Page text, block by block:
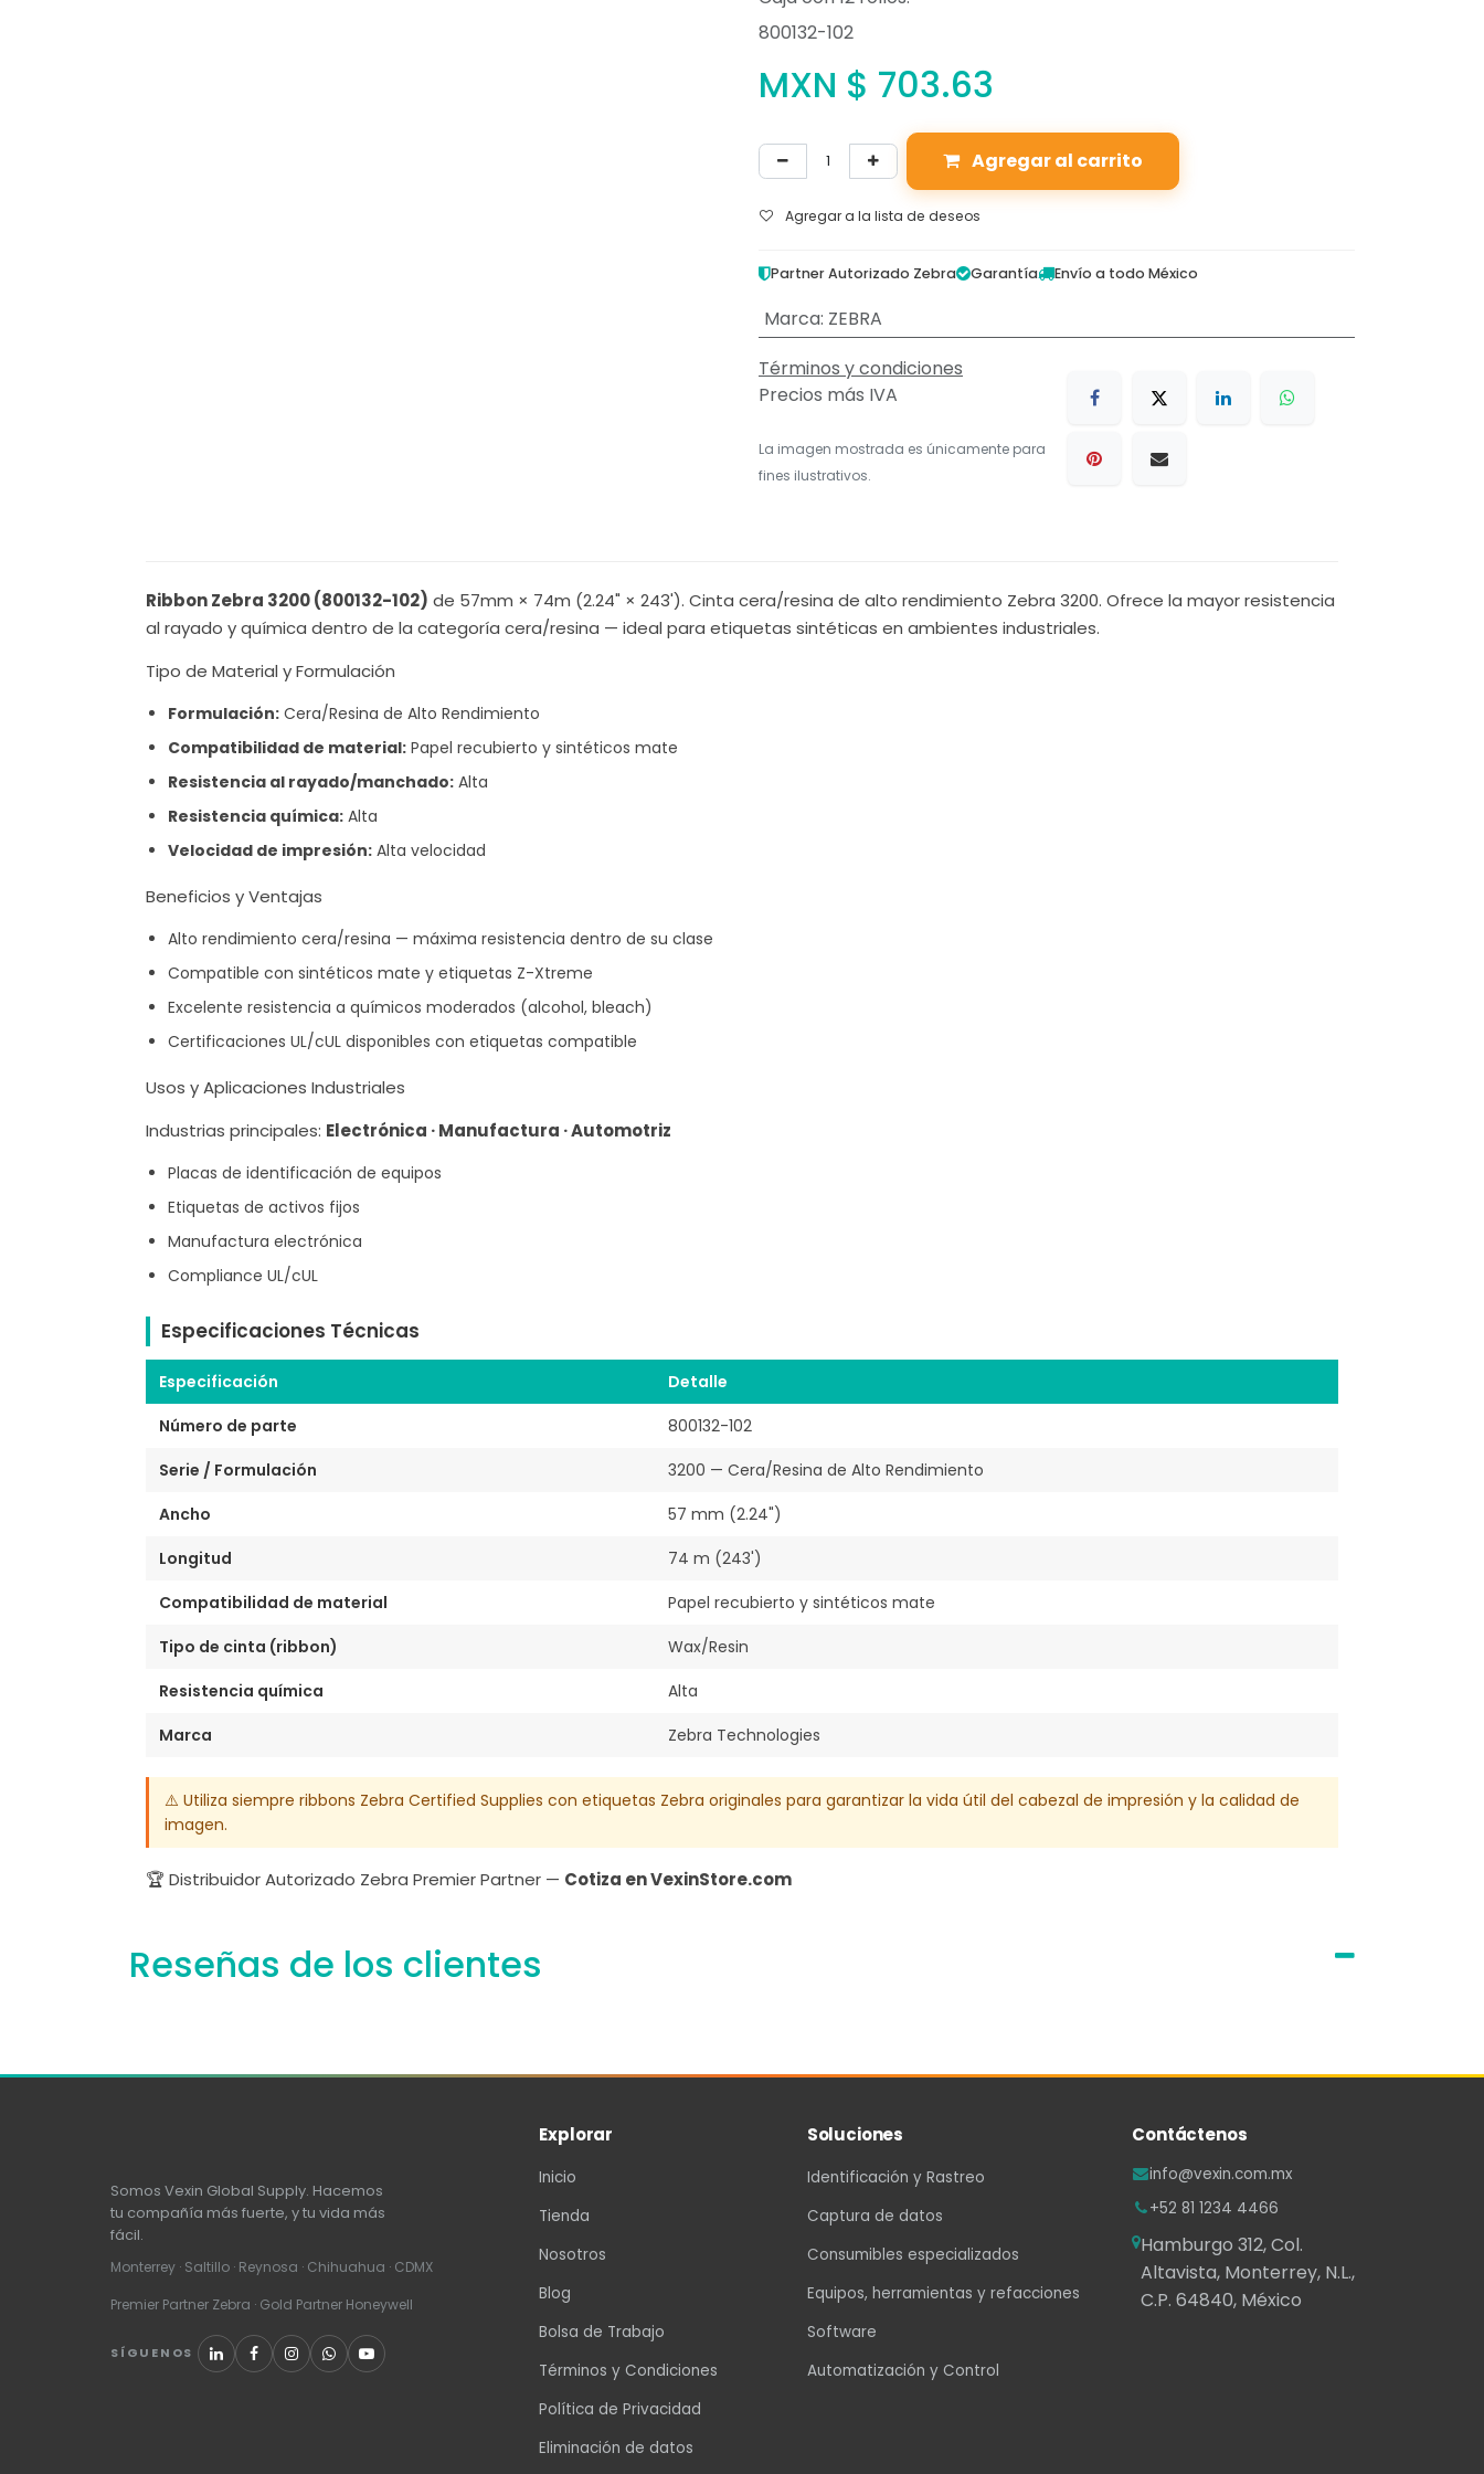
800132-102
MXN $ 703.63
Agregar al carrito
Agregar a la lista de deseos
Partner Autorizado Zebra Garantía Envío a todo México
Marca: ZEBRA
Términos y condiciones
Precios más IVA
La imagen mostrada es únicamente para
fines ilustrativos.
Ribbon Zebra 3200 (800132-102) de 57mm × 74m (2.24" × 243'). Cinta cera/resina de alto rendimiento Zebra 3200. Ofrece la mayor resistencia
al rayado y química dentro de la categoría cera/resina — ideal para etiquetas sintéticas en ambientes industriales.
Tipo de Material y Formulación
Formulación: Cera/Resina de Alto Rendimiento
Compatibilidad de material: Papel recubierto y sintéticos mate
Resistencia al rayado/manchado: Alta
Resistencia química: Alta
Velocidad de impresión: Alta velocidad
Beneficios y Ventajas
Alto rendimiento cera/resina — máxima resistencia dentro de su clase
Compatible con sintéticos mate y etiquetas Z-Xtreme
Excelente resistencia a químicos moderados (alcohol, bleach)
Certificaciones UL/cUL disponibles con etiquetas compatible
Usos y Aplicaciones Industriales
Industrias principales: Electrónica · Manufactura · Automotriz
Placas de identificación de equipos
Etiquetas de activos fijos
Manufactura electrónica
Compliance UL/cUL
Especificaciones Técnicas
Especificación
Detalle
Número de parte
800132-102
Serie / Formulación
3200 — Cera/Resina de Alto Rendimiento
Ancho
57 mm (2.24")
Longitud
74 m (243')
Compatibilidad de material
Papel recubierto y sintéticos mate
Tipo de cinta (ribbon)
Wax/Resin
Resistencia química
Alta
Marca
Zebra Technologies
⚠️ Utiliza siempre ribbons Zebra Certified Supplies con etiquetas Zebra originales para garantizar la vida útil del cabezal de impresión y la calidad de
imagen.
🏆 Distribuidor Autorizado Zebra Premier Partner — Cotiza en VexinStore.com
Reseñas de los clientes
Somos Vexin Global Supply. Hacemos
tu compañía más fuerte, y tu vida más
fácil.
Monterrey · Saltillo · Reynosa · Chihuahua · CDMX
Premier Partner Zebra · Gold Partner Honeywell
SÍGUENOS
Explorar
Inicio
Tienda
Nosotros
Blog
Bolsa de Trabajo
Términos y Condiciones
Política de Privacidad
Eliminación de datos
Soluciones
Identificación y Rastreo
Captura de datos
Consumibles especializados
Equipos, herramientas y refacciones
Software
Automatización y Control
Contáctenos
info@vexin.com.mx
+52 81 1234 4466
Hamburgo 312, Col.
Altavista, Monterrey, N.L.,
C.P. 64840, México